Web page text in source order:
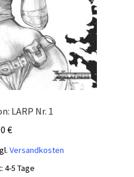
LARP Nr. 1
€
Versandkosten
4-5 Tage